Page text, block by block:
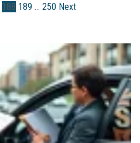
188 189 … 250 Next